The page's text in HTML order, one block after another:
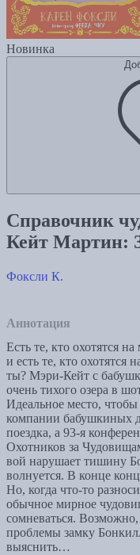
Новинка
Справочник
Кейт Мартин:
Фоксли К.
Аннотация
Есть те, кто охотятся
и есть те, кто
ты? Мэри-Кейт с
очень тихого озера в
Идеальное место,
компании бабушкиных
поездка, а 93-я
Охотников за
вой нарушает тишину
волнуется. В конце
Но, когда что-то
обычное мирное
сомневаться. Возможно,
проблемы замку
выяснить…